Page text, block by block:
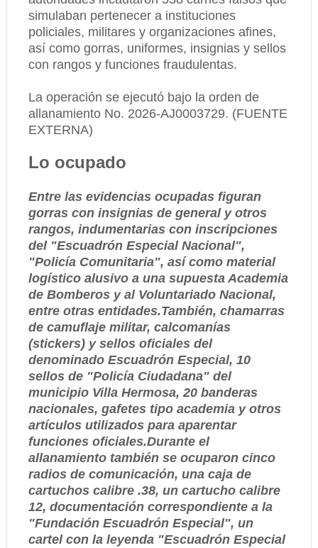
simulaban pertenecer a instituciones
policiales, militares y organizaciones afines,
así como gorras, uniformes, insignias y sellos
con rangos y funciones fraudulentas.
La operación se ejecutó bajo la orden de
allanamiento No. 2026-AJ0003729. (FUENTE
EXTERNA)
Lo ocupado
Entre las evidencias ocupadas figuran
gorras con insignias de general y otros
rangos, indumentarias con inscripciones
del "Escuadrón Especial Nacional",
"Policía Comunitaria", así como material
logístico alusivo a una supuesta Academia
de Bomberos y al Voluntariado Nacional,
entre otras entidades.También, chamarras
de camuflaje militar, calcomanías
(stickers) y sellos oficiales del
denominado Escuadrón Especial, 10
sellos de "Policía Ciudadana" del
municipio Villa Hermosa, 20 banderas
nacionales, gafetes tipo academia y otros
artículos utilizados para aparentar
funciones oficiales.Durante el
allanamiento también se ocuparon cinco
radios de comunicación, una caja de
cartuchos calibre .38, un cartucho calibre
12, documentación correspondiente a la
"Fundación Escuadrón Especial", un
cartel con la leyenda "Escuadrón Especial